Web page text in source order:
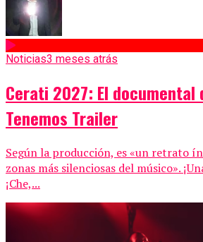
Noticias3 meses atrás
Cerati 2027: El documental
Tenemos Trailer
Según la producción, es «un retrato
zonas más silenciosas del músico».
¡Che,...